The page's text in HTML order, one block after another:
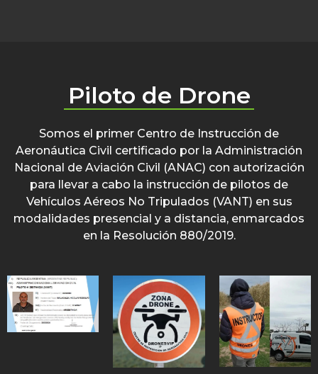
Piloto de Drone
Somos el primer Centro de Instrucción de
Aeronáutica Civil certificado por la Administración
Nacional de Aviación Civil (ANAC) con autorización
para llevar a cabo la instrucción de pilotos de
Vehículos Aéreos No Tripulados (VANT) en sus
modalidades presencial y a distancia, enmarcados
en la Resolución 880/2019.